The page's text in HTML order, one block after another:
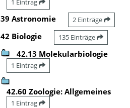
1 Eintrag
39 Astronomie 2 Einträge
42 Biologie 135 Einträge
42.13 Molekularbiologie
1 Eintrag
42.60 Zoologie: Allgemeines
1 Eintrag